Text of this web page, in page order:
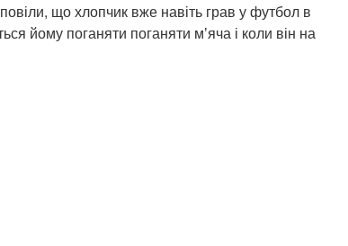
що хлопчик вже навіть грав у футбол в
йому поганяти поганяти мʼяча і коли він на